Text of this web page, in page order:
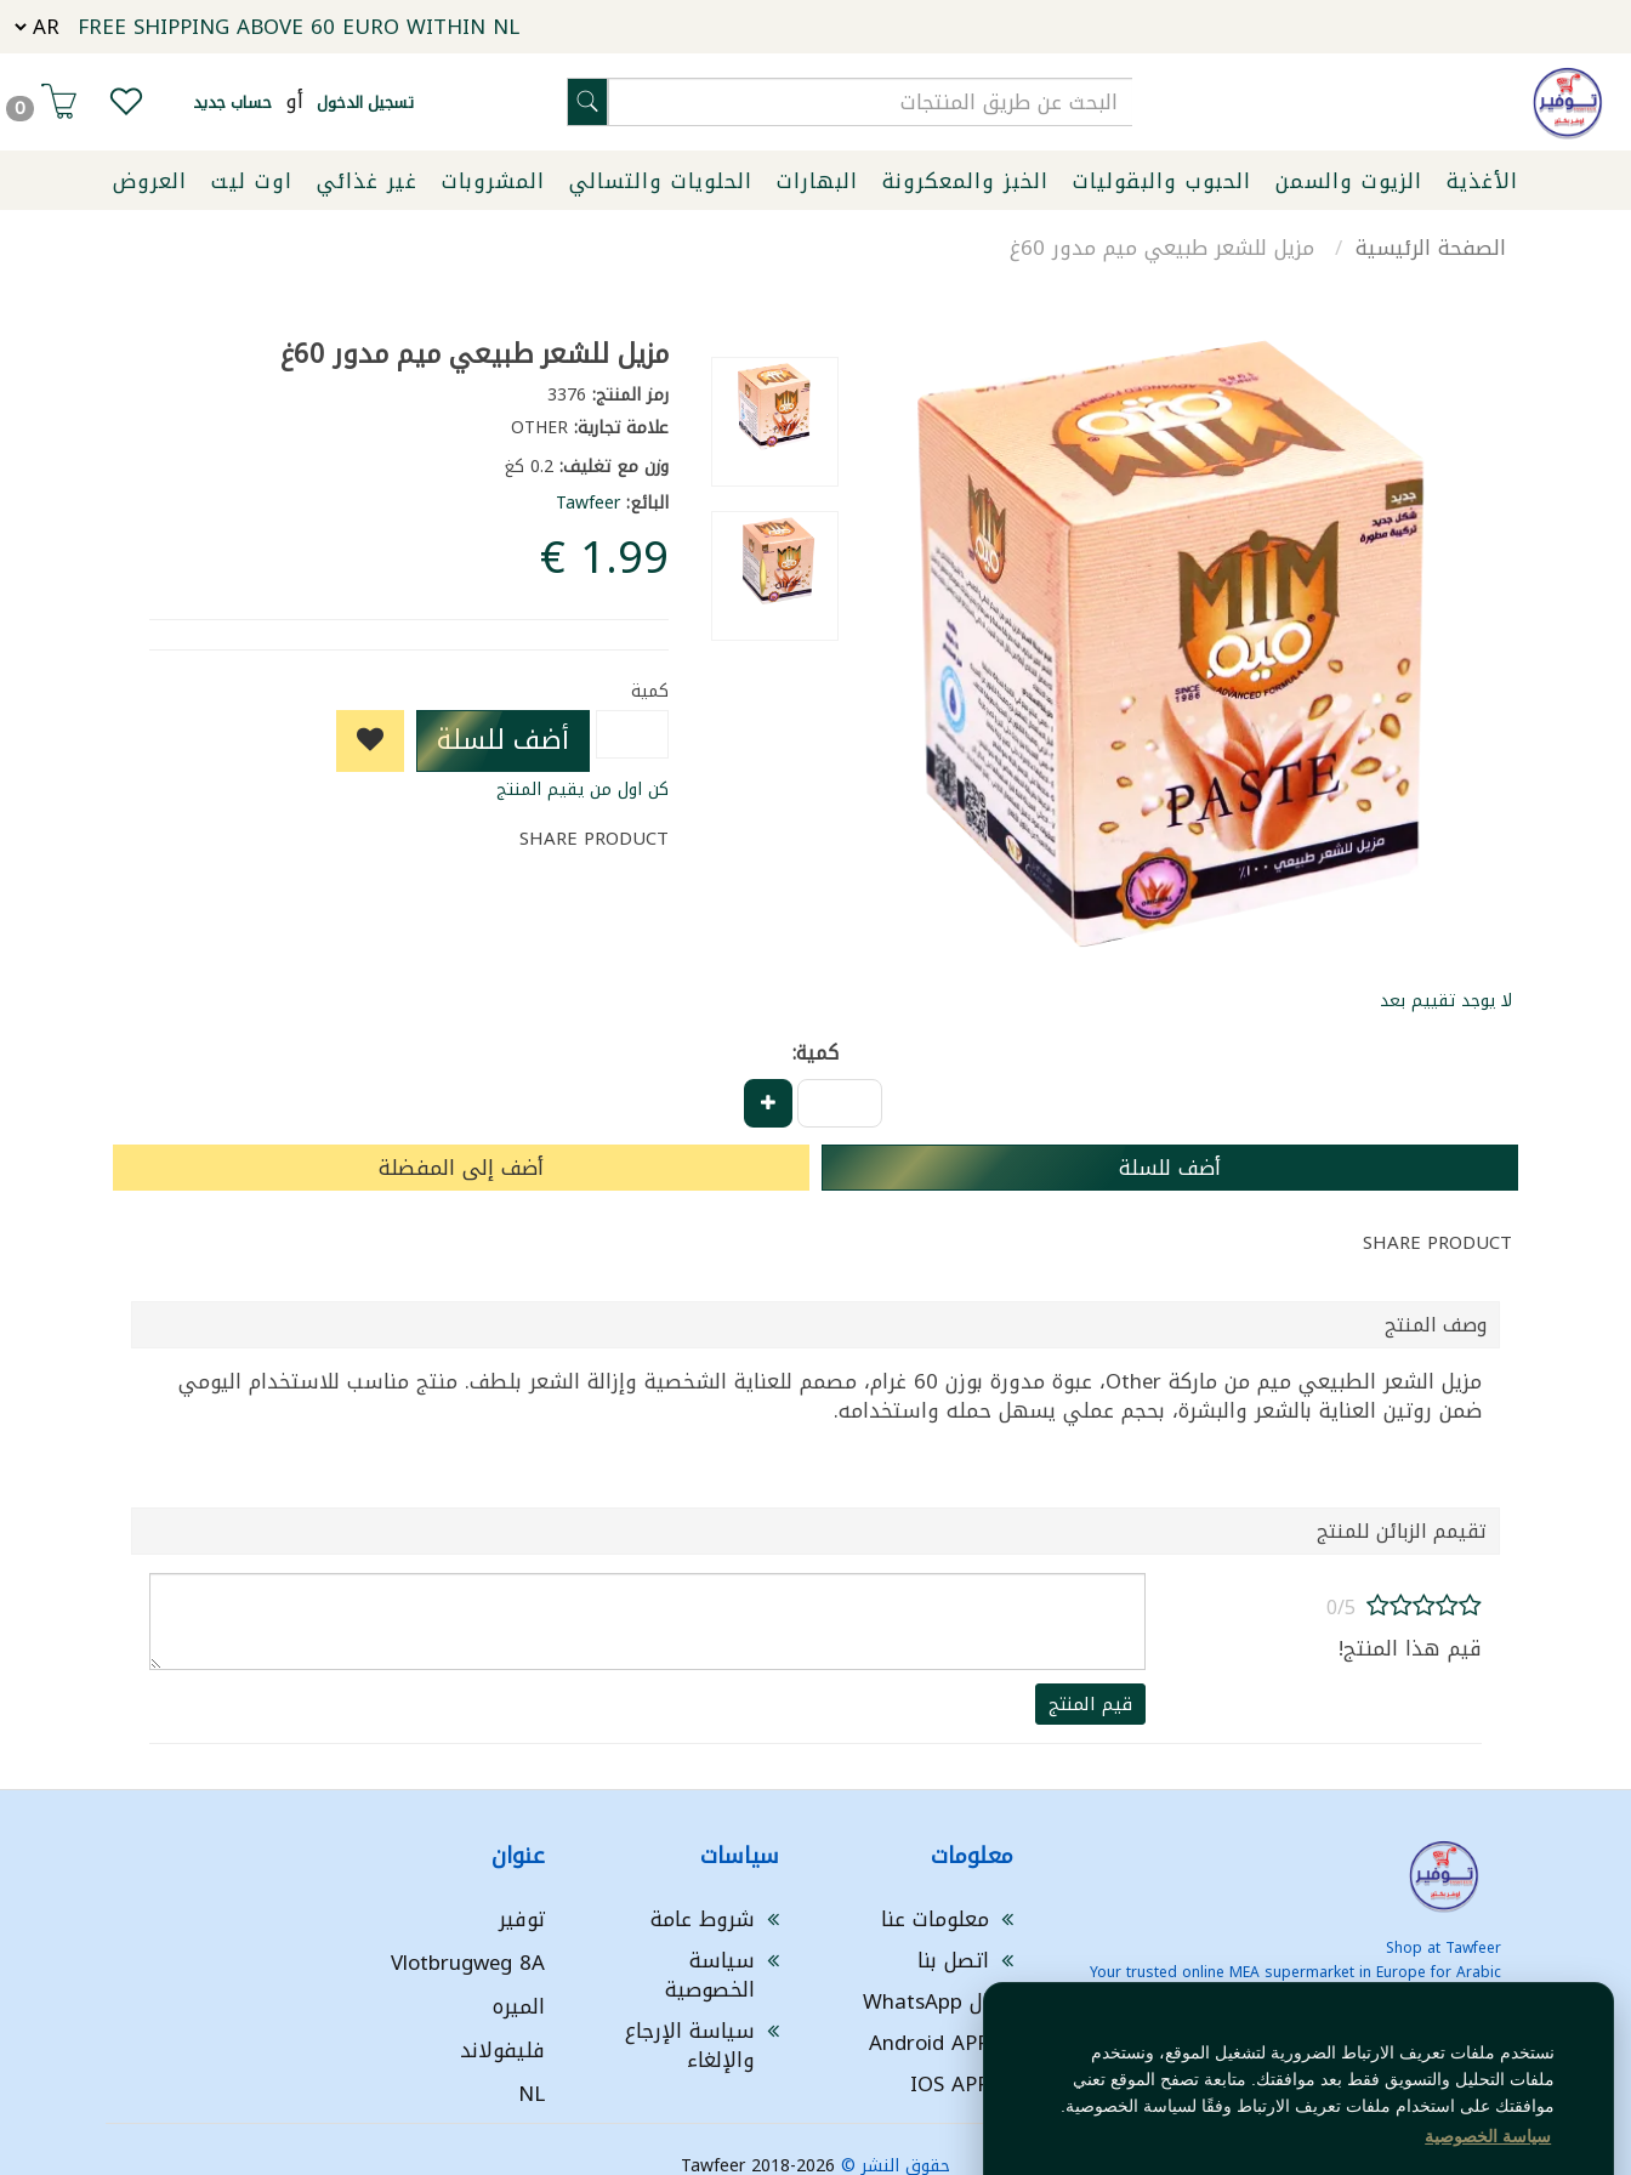
نستخدم ملفات تعريف الارتباط الضرورية لتشغيل الموقع، ونستخدم
ملفات التحليل والتسويق فقط بعد موافقتك. متابعة تصفح الموقع تعني
موافقتك على استخدام ملفات تعريف الارتباط وفقًا لسياسة الخصوصية.
سياسة الخصوصية
FREE SHIPPING ABOVE 60 EURO WITHIN NL
تسجيل الدخول أو حساب جديد 0
الأغذية الزيوت والسمن الحبوب والبقوليات الخبز والمعكرونة البهارات الحلويات والتسالي المشروبات غير غذائي اوت ليت
العروض
الصفحة الرئيسية
مزيل للشعر طبيعي ميم مدور 60غ
مزيل للشعر طبيعي ميم مدور 60غ
رمز المنتج:3376
علامة تجارية:OTHER
وزن مع تغليف:0.2 كغ
البائع:Tawfeer
كمية
أضف للسلة
كن اول من يقيم المنتج
SHARE PRODUCT
لا يوجد تقييم بعد
كمية:
أضف للسلة أضف إلى المفضلة
SHARE PRODUCT
وصف المنتج
مزيل الشعر الطبيعي ميم من ماركة Other، عبوة مدورة بوزن 60 غرام، مصمم للعناية الشخصية وإزالة الشعر بلطف. منتج مناسب للاستخدام اليومي
ضمن روتين العناية بالشعر والبشرة، بحجم عملي يسهل حمله واستخدامه.
تقيمم الزبائن للمنتج
0/5
قيم هذا المنتج!
قيم المنتج
Shop at Tawfeer
Your trusted online MEA supermarket in Europe for Arabic
معلومات
معلومات عنا
اتصل بنا
ال WhatsApp
Android APP
IOS APP
سياسات
شروط عامة
سياسة
الخصوصية
سياسة الإرجاع
والإلغاء
عنوان
توفير
Vlotbrugweg 8A
الميره
فليفولاند
NL
حقوق النشر © Tawfeer 2018-2026